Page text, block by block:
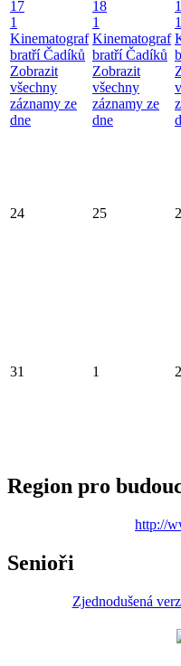
17
1
Kinematograf
bratří Čadíků
Zobrazit
všechny
záznamy ze
dne
18
1
Kinematograf
bratří Čadíků
Zobrazit
všechny
záznamy ze
dne
1
24 25
31 1 2
Region pro
http://
Senioři
Zjednodušená